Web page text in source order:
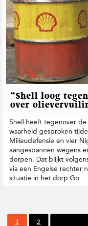
“Shell loog
over
Shell heeft tegenover
waarheid gesproken
Milieudefensie en vier
aangespannen wegens
dorpen. Dat blijkt
via een Engelse rechter
situatie in het dorp Go
P1
P
2